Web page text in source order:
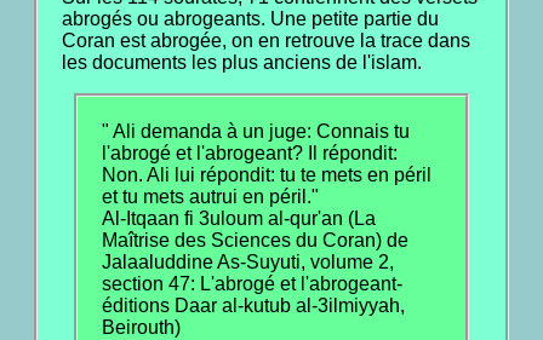
abrogés ou abrogeants. Une petite partie du
Coran est abrogée, on en retrouve la trace dans
les documents les plus anciens de l'islam.
" Ali demanda à un juge: Connais tu
l'abrogé et l'abrogeant? Il répondit:
Non. Ali lui répondit: tu te mets en péril
et tu mets autrui en péril."
Al-Itqaan fi 3uloum al-qur'an (La
Maîtrise des Sciences du Coran) de
Jalaaluddine As-Suyuti, volume 2,
section 47: L'abrogé et l'abrogeant-
éditions Daar al-kutub al-3ilmiyyah,
Beirouth)